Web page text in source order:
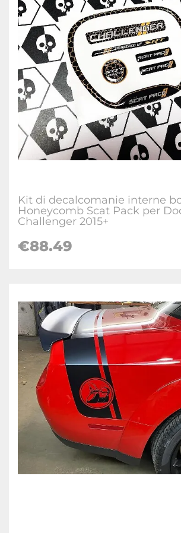
Kit di decalcomanie interne
Honeycomb Scat Pack per
Challenger 2015+
€88.49